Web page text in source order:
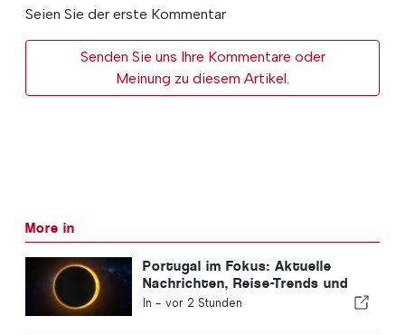
Seien Sie der erste Kommentar
Senden Sie uns Ihre Kommentare oder
Meinung zu diesem Artikel.
More in
Portugal im Fokus: Aktuelle
Nachrichten, Reise-Trends und
die wichtigsten Schlagzeilen
In - vor 2 Stunden